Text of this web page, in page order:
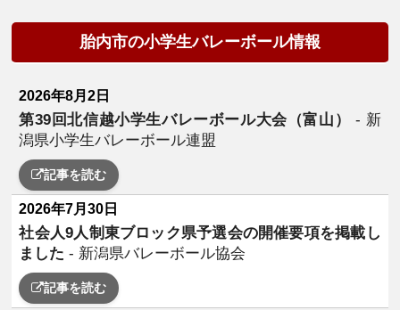
胎内市の小学生バレーボール情報
2026年8月2日
第39回北信越小学生バレーボール大会（富山） - 新
潟県小学生バレーボール連盟
記事を読む
2026年7月30日
社会人9人制東ブロック県予選会の開催要項を掲載し
ました- 新潟県バレーボール協会
記事を読む